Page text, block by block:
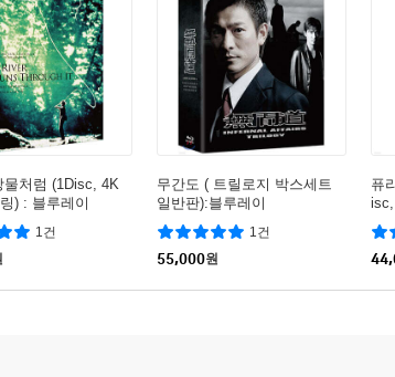
물처럼 (1Disc, 4K
) : 블루레이
1건
무간도 ( 트릴로지 박스세트
일반판):블루레이
1건
55,000원
퓨
isc,
슬